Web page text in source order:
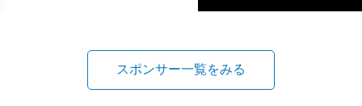
スポンサー一覧をみる